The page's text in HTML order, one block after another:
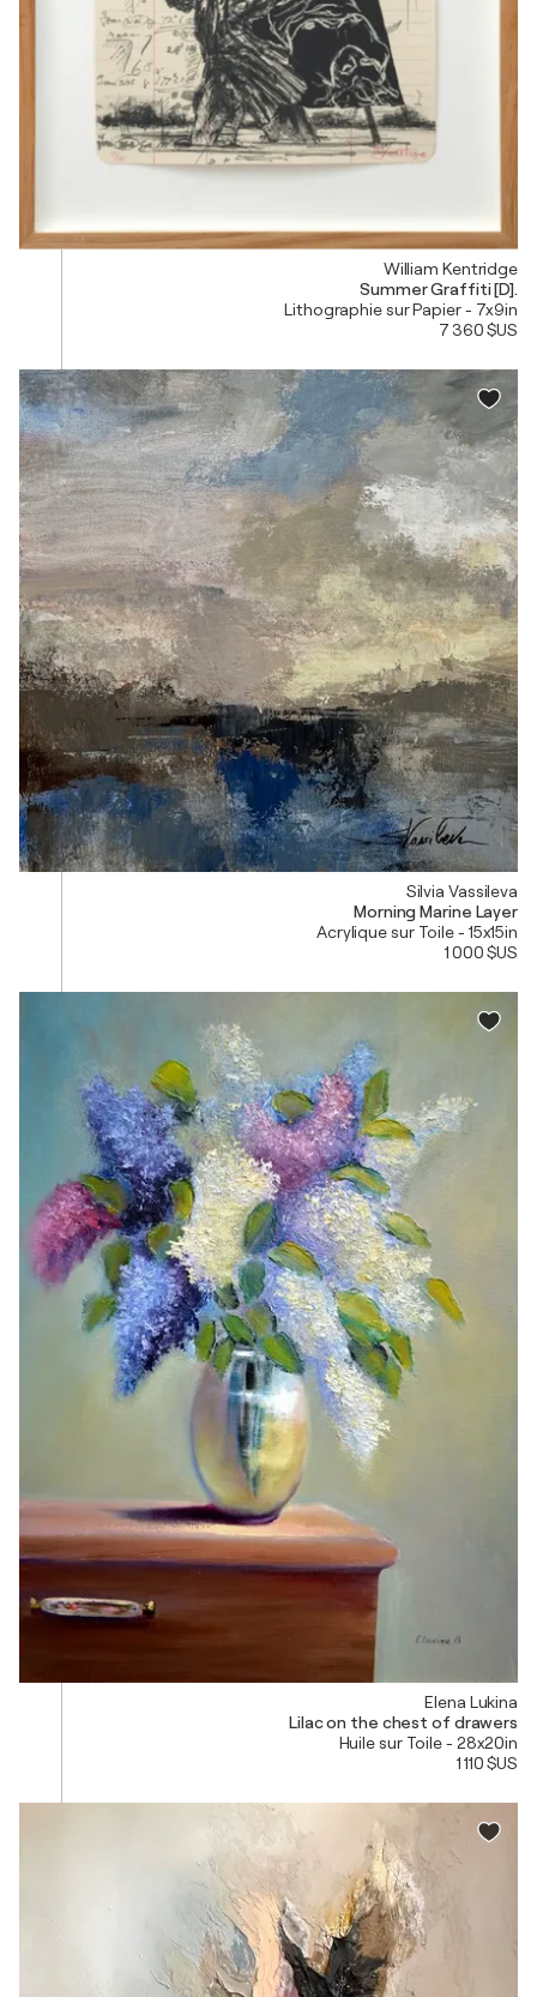
William Kentridge
Summer Graffiti [D].
Lithographie sur Papier - 7x9in
7 360 $US
Silvia Vassileva
Morning Marine Layer
Acrylique sur Toile - 15x15in
1 000 $US
Elena Lukina
Lilac on the chest of drawers
Huile sur Toile - 28x20in
1 110 $US